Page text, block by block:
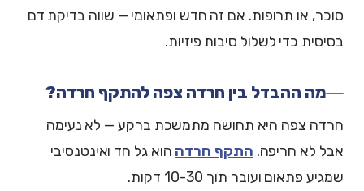
סוכר, או תרופות. אם זה חדש ופתאומי — שווה בדיקת דם
בסיסית כדי לשלול סיבות פיזיות.
מה ההבדל בין חרדה צפה להתקף חרדה?
חרדה צפה היא תחושה מתמשכת ברקע — לא נעימה
אבל לא חריפה. התקף חרדה הוא גל חד ואינטנסיבי
שמגיע פתאום ועובר תוך 10-30 דקות.